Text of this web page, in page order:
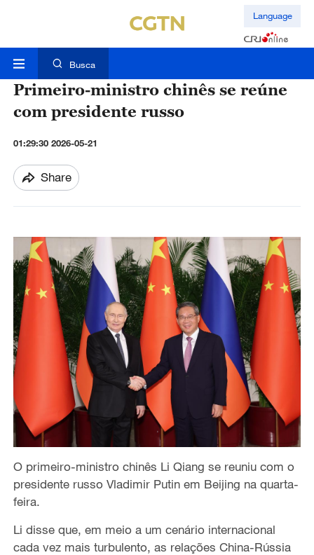
Language
Busca
Primeiro-ministro chinês se reúne
com presidente russo
01:29:30 2026-05-21
Share
O primeiro-ministro chinês Li Qiang se reuniu com o
presidente russo Vladimir Putin em Beijing na quarta-
feira.
Li disse que, em meio a um cenário internacional
cada vez mais turbulento, as relações China-Rússia